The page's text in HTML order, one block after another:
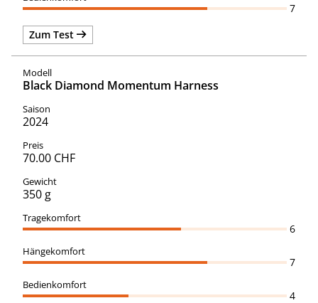
7
Zum Test
Black Diamond Momentum Harness
2024
70.00 CHF
350 g
6
7
4